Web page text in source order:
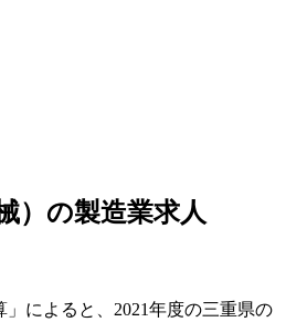
）の製造業求人
」によると、2021年度の三重県の